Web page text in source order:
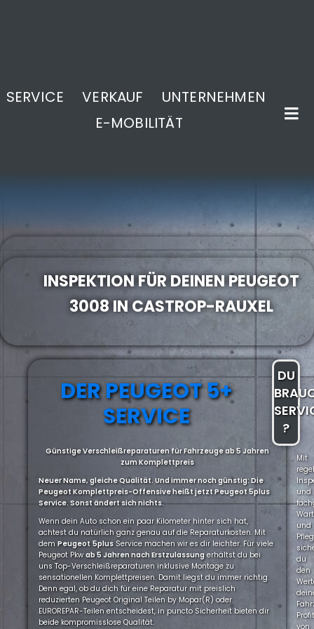
SERVICE VERKAUF
UNTERNEHMEN
E-MOBILITÄT
.
INSPEKTION FÜR DEINEN PEUGEOT
3008 IN CASTROP-RAUXEL
DER PEUGEOT 5+
SERVICE
Günstige Verschleißreparaturen für Fahrzeuge ab 5 Jahren
zum Komplettpreis
Neuer Name, gleiche Qualität. Und immer noch günstig: Die
Peugeot Komplettpreis-Offensive heißt jetzt Peugeot 5plus
Service. Sonst ändert sich nichts.
Wenn dein Auto schon ein paar Kilometer hinter sich hat,
achtest du natürlich ganz genau auf die Reparaturkosten. Mit
dem Peugeot 5plusService machen wir es dir leichter. Für viele
Peugeot Pkwab 5 Jahren nach Erstzulassungerhältst du bei
uns Top-Verschleißreparaturen inklusive Montage zu
sensationellen Komplettpreisen. Damit liegst du immer richtig.
Denn egal, ob du dich für eine Reparatur mit preislich
reduzierten Peugeot Original Teilen by Mopar(R) oder
EUROREPAR-Teilen entscheidest, in puncto Sicherheit bieten dir
beide kompromisslose Qualität.
DU
?
Mit
und
und
du
den
von